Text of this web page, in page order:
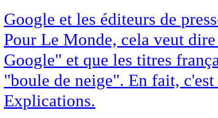
Google et les éditeurs de
Pour Le Monde, cela veut
Google" et que les titres
"boule de neige". En fait,
Explications.